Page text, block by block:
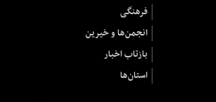
فرهنگی
انجمن‌ها و خیرین
بازتاب اخبار
استان‌ها